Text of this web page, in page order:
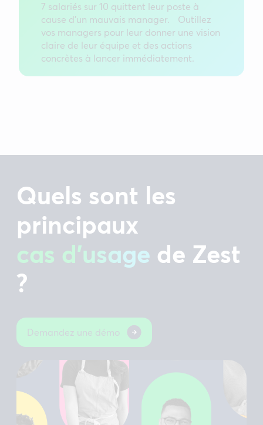
7 salariés sur 10 quittent leur poste à
cause d’un mauvais manager. Outillez
vos managers pour leur donner une vision
claire de leur équipe et des actions
concrètes à lancer immédiatement.
Quels sont les
principaux
cas d’usage de Zest
?
Demandez une démo